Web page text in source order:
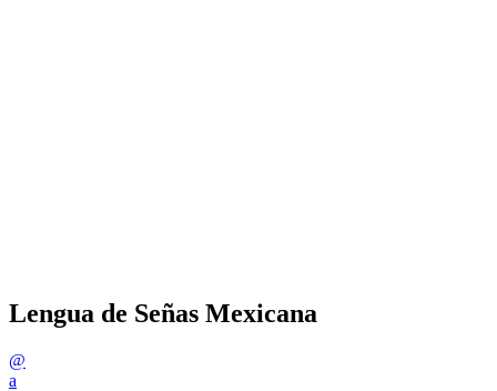
Lengua de Señas Mexicana
@
a